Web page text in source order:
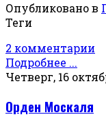
Опубликовано в
Теги
2 комментарии
Подробнее ...
Четверг, 16
Орден Москаля